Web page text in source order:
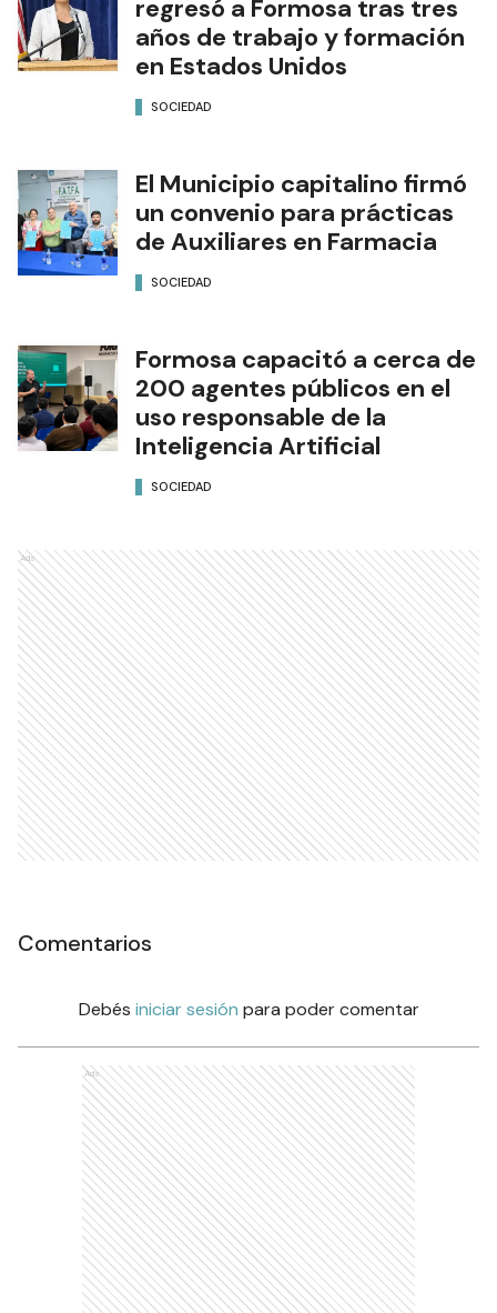
regresó a Formosa tras tres
años de trabajo y formación
en Estados Unidos
SOCIEDAD
El Municipio capitalino firmó
un convenio para prácticas
de Auxiliares en Farmacia
SOCIEDAD
Formosa capacitó a cerca de
200 agentes públicos en el
uso responsable de la
Inteligencia Artificial
SOCIEDAD
Ads
Comentarios
Debés iniciar sesión para poder comentar
Ads